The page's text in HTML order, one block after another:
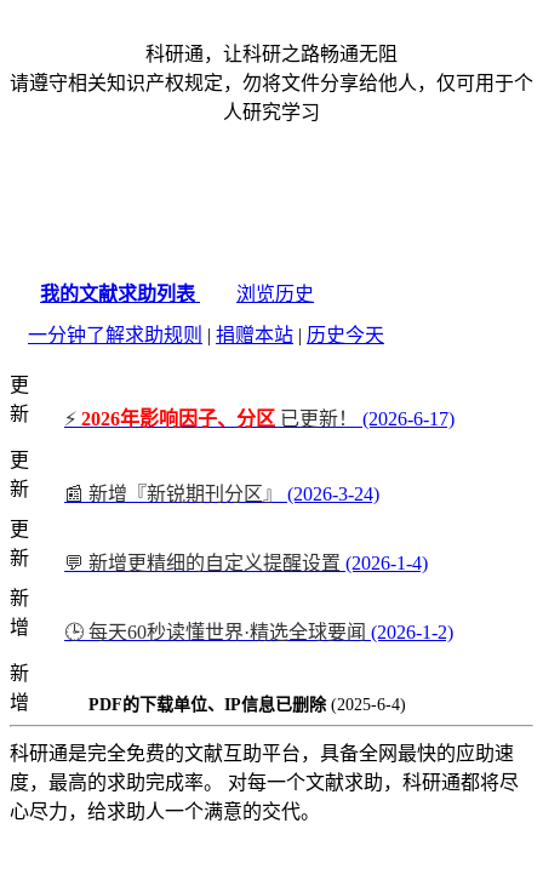
科研通，让科研之路畅通无阻
请遵守相关知识产权规定，勿将文件分享给他人，仅可用于个
人研究学习
我的文献求助列表
浏览历史
一分钟了解求助规则 | 捐赠本站 | 历史今天
更
新
⚡ 2026年影响因子、分区 已更新！
(2026-6-17)
更
新
📰 新增『新锐期刊分区』
(2026-3-24)
更
新
💬 新增更精细的自定义提醒设置 (2026-1-4)
新
增
🕒 每天60秒读懂世界·精选全球要闻 (2026-1-2)
新
增
PDF的下载单位、IP信息已删除 (2025-6-4)
科研通是完全免费的文献互助平台，具备全网最快的应助速
度，最高的求助完成率。 对每一个文献求助，科研通都将尽
心尽力，给求助人一个满意的交代。